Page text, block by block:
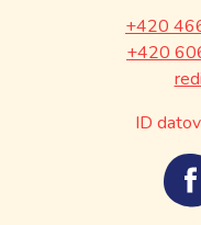
+420
+420
ID